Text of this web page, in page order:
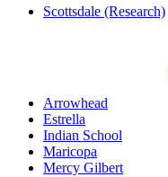
Scottsdale (Research)
Arrowhead
Estrella
Indian School
Maricopa
Mercy Gilbert